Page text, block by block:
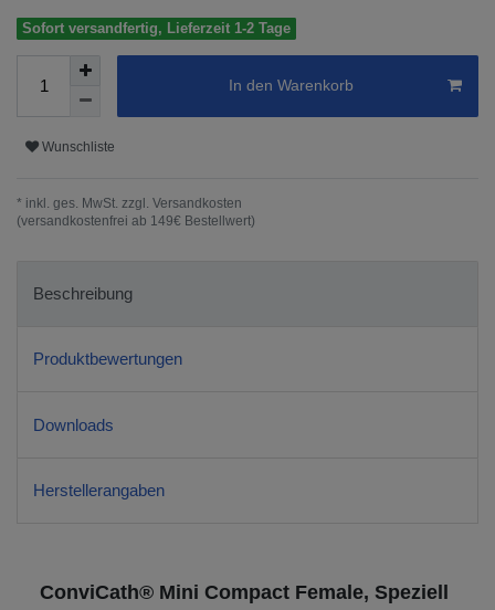
Sofort versandfertig, Lieferzeit 1-2 Tage
In den Warenkorb
Wunschliste
* inkl. ges. MwSt. zzgl. Versandkosten
(versandkostenfrei ab 149€ Bestellwert)
Beschreibung
Produktbewertungen
Downloads
Herstellerangaben
ConviCath® Mini Compact Female, Speziell